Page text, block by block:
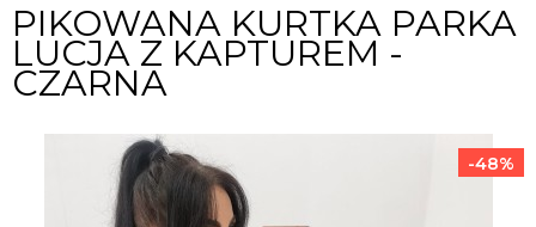
PIKOWANA KURTKA PARKA
LUCJA Z KAPTUREM -
CZARNA
-48%